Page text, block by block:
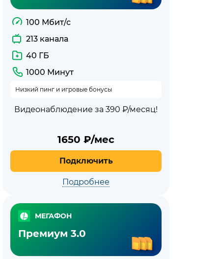
100 Мбит/с
213 канала
40 ГБ
1000 Минут
Низкий пинг и игровые бонусы
Видеонаблюдение за 390 ₽/месяц!
1650 ₽/мес
Подключить
Подробнее
МЕГАФОН
Премиум 3.0